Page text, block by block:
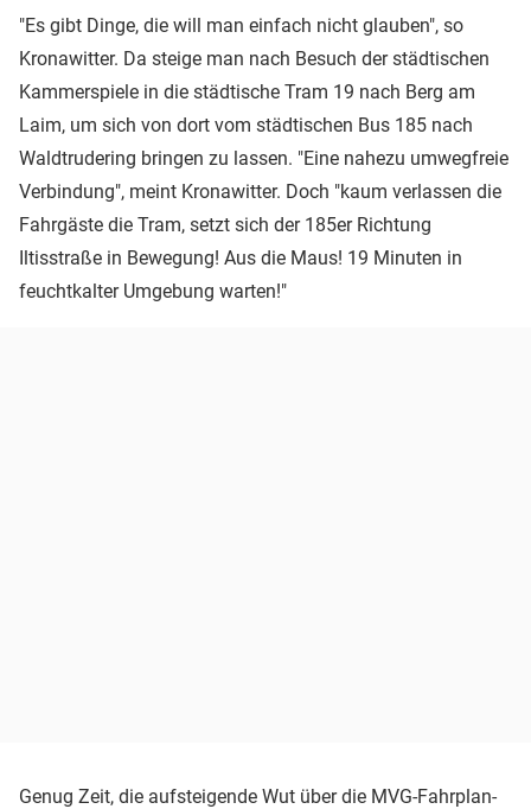
"Es gibt Dinge, die will man einfach nicht glauben", so
Kronawitter. Da steige man nach Besuch der städtischen
Kammerspiele in die städtische Tram 19 nach Berg am
Laim, um sich von dort vom städtischen Bus 185 nach
Waldtrudering bringen zu lassen. "Eine nahezu umwegfreie
Verbindung", meint Kronawitter. Doch "kaum verlassen die
Fahrgäste die Tram, setzt sich der 185er Richtung
Iltisstraße in Bewegung! Aus die Maus! 19 Minuten in
feuchtkalter Umgebung warten!"
Genug Zeit, die aufsteigende Wut über die MVG-Fahrplan-